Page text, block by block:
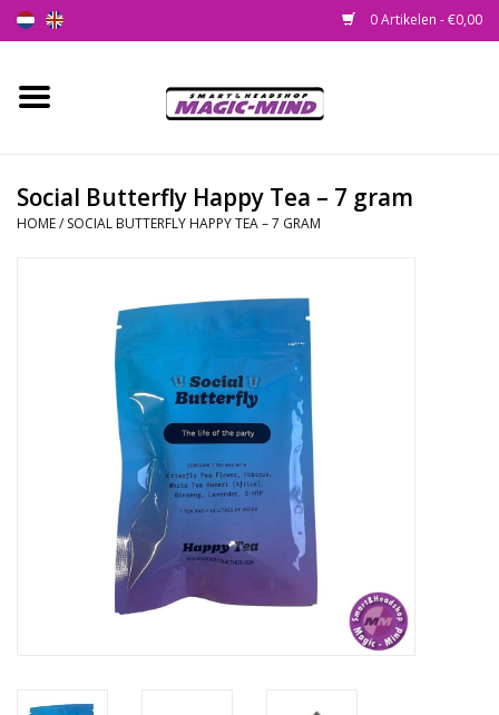
0 Artikelen - €0,00
Home
Smartshop
Health Supplies
Rituals & Wierook
Social Butterfly Happy Tea – 7 gram
HOME/ SOCIAL BUTTERFLY HAPPY TEA – 7 GRAM